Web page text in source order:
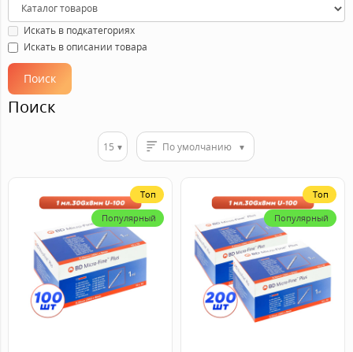
Искать в подкатегориях
Искать в описании товара
Поиск
15 По умолчанию
Топ
Популярный
Топ
Популярный